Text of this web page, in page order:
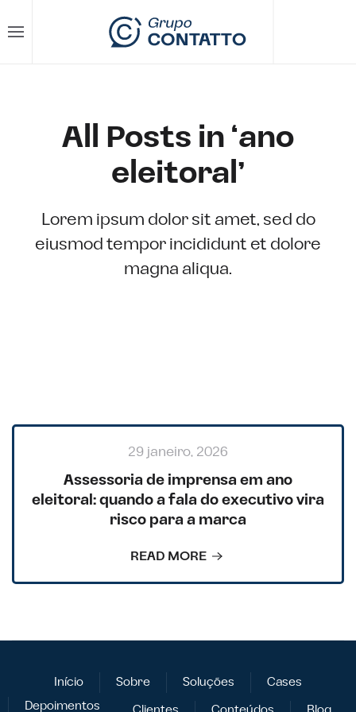
Skip to main content
All Posts in ‘ano
eleitoral’
Lorem ipsum dolor sit amet, sed do
eiusmod tempor incididunt et dolore
magna aliqua.
29 janeiro, 2026
Assessoria de imprensa em ano
eleitoral: quando a fala do executivo vira
risco para a marca
READ MORE
Início Sobre Soluções
Cases
Depoimentos